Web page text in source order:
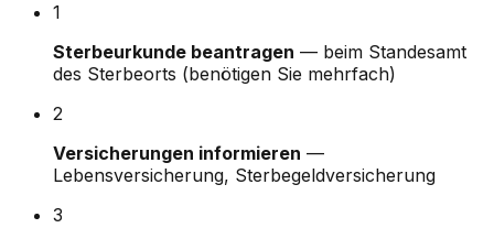
1
Sterbeurkunde beantragen — beim Standesamt
des Sterbeorts (benötigen Sie mehrfach)
2
Versicherungen informieren —
Lebensversicherung, Sterbegeldversicherung
3